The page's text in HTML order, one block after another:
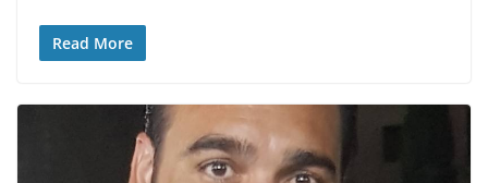
Read More